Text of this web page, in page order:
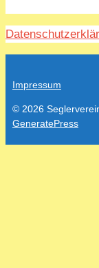
Impressum
© 2026
GeneratePress